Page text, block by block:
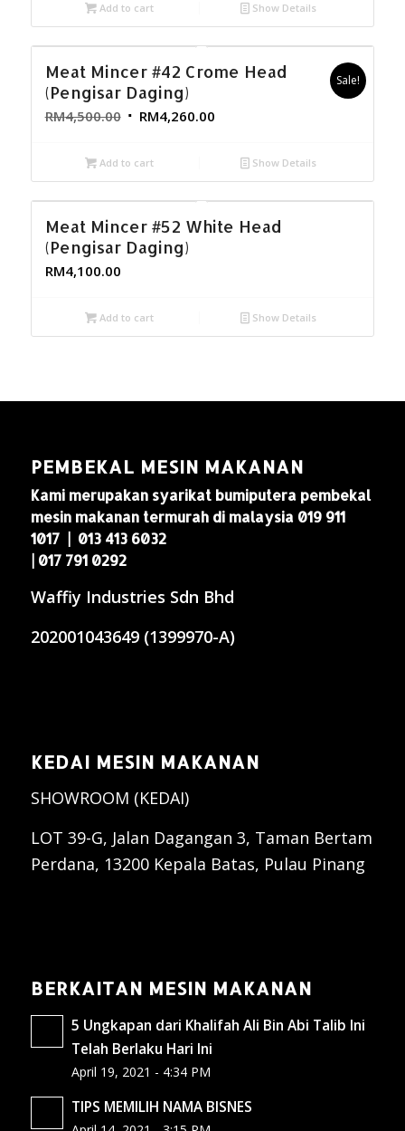
Add to cart Show Details
Meat Mincer #42 Crome Head
(Pengisar Daging)
RM4,500.00 RM4,260.00
Sale!
Add to cart Show Details
Meat Mincer #52 White Head
(Pengisar Daging)
RM4,100.00
Add to cart Show Details
PEMBEKAL MESIN MAKANAN
Kami merupakan syarikat bumiputera pembekal
mesin makanan termurah di malaysia 019 911
1017 | 013 413 6032
| 017 791 0292
Waffiy Industries Sdn Bhd
202001043649 (1399970-A)
KEDAI MESIN MAKANAN
SHOWROOM (KEDAI)
LOT 39-G, Jalan Dagangan 3, Taman Bertam
Perdana, 13200 Kepala Batas, Pulau Pinang
BERKAITAN MESIN MAKANAN
5 Ungkapan dari Khalifah Ali Bin Abi Talib Ini
Telah Berlaku Hari Ini
April 19, 2021 - 4:34 PM
TIPS MEMILIH NAMA BISNES